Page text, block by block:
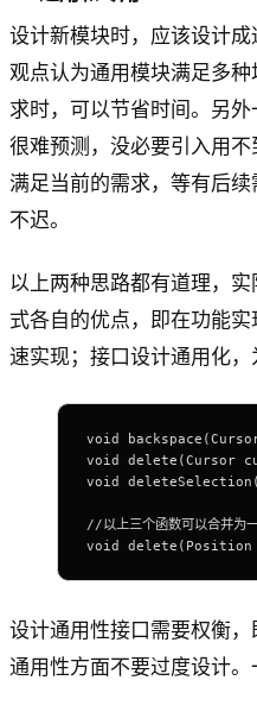
设计新模块时，应该设计
观点认为通用模块满足多
求时，可以节省时间。另
很难预测，没必要引入用
满足当前的需求，等有后
不迟。
以上两种思路都有道理，
式各自的优点，即在功能
速实现；接口设计通用化，
void
void delete(Cursor
void
//以上三个函数可以合并为
void
设计通用性接口需要权衡
通用性方面不要过度设计。